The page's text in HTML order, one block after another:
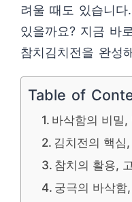
려울 때도 있습니
있을까요? 지금 바
참치김치전을 완성
Table of
바삭함의 비밀
김치전의 핵심
참치의 활용,
궁극의 바삭함